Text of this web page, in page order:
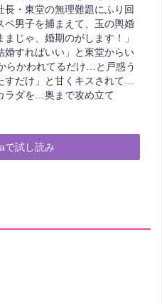
・東堂の無理難題にふり回
ペ男子を捕まえて、玉の輿婚
じゃ、婚期のがします！」
婚すればいい」と東堂からい
らかわれてるだけ…と戸惑う
すだけ」と甘くキスされて…
ラダを…奥まで攻め立て
で試し読み